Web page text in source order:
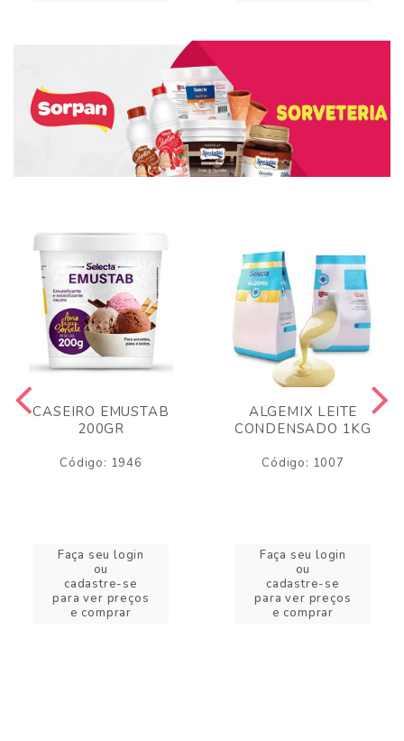
CASEIRO EMUSTAB
200GR
Código: 1946
Faça seu login
ou
cadastre-se
para ver preços
e comprar
ALGEMIX LEITE
CONDENSADO 1KG
Código: 1007
Faça seu login
ou
cadastre-se
para ver preços
e comprar